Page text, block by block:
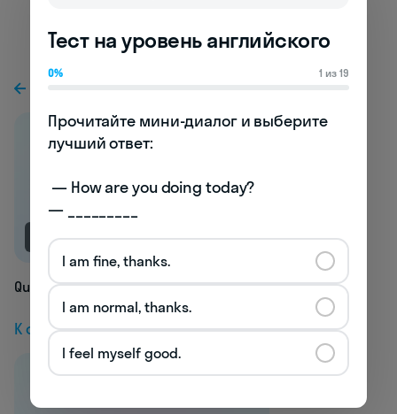
NEW
Quinta
К следующей статье
Тест на уровень английского
0% 1 из 19
Прочитайте мини-диалог и выберите
лучший ответ:
— _________
I am fine, thanks.
I am normal, thanks.
I feel myself good.